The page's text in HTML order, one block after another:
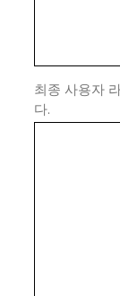
최종 사용자
다.